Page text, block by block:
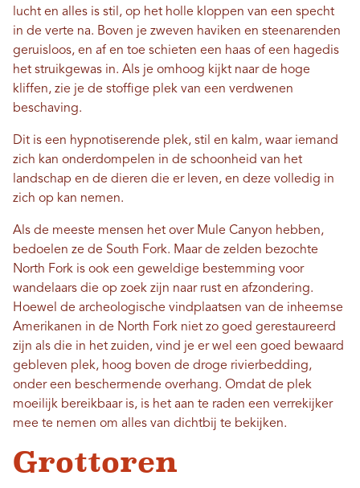
lucht en alles is stil, op het holle kloppen van een specht
in de verte na. Boven je zweven haviken en steenarenden
geruisloos, en af ​​en toe schieten een haas of een hagedis
het struikgewas in. Als je omhoog kijkt naar de hoge
kliffen, zie je de stoffige plek van een verdwenen
beschaving.
Dit is een hypnotiserende plek, stil en kalm, waar iemand
zich kan onderdompelen in de schoonheid van het
landschap en de dieren die er leven, en deze volledig in
zich op kan nemen.
Als de meeste mensen het over Mule Canyon hebben,
bedoelen ze de South Fork. Maar de zelden bezochte
North Fork is ook een geweldige bestemming voor
wandelaars die op zoek zijn naar rust en afzondering.
Hoewel de archeologische vindplaatsen van de inheemse
Amerikanen in de North Fork niet zo goed gerestaureerd
zijn als die in het zuiden, vind je er wel een goed bewaard
gebleven plek, hoog boven de droge rivierbedding,
onder een beschermende overhang. Omdat de plek
moeilijk bereikbaar is, is het aan te raden een verrekijker
mee te nemen om alles van dichtbij te bekijken.
Grottoren